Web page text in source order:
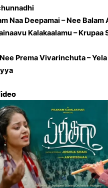
Naa Deepamai – Nee Balam
Kalakaalamu – Krupaa
Prema Vivarinchuta –